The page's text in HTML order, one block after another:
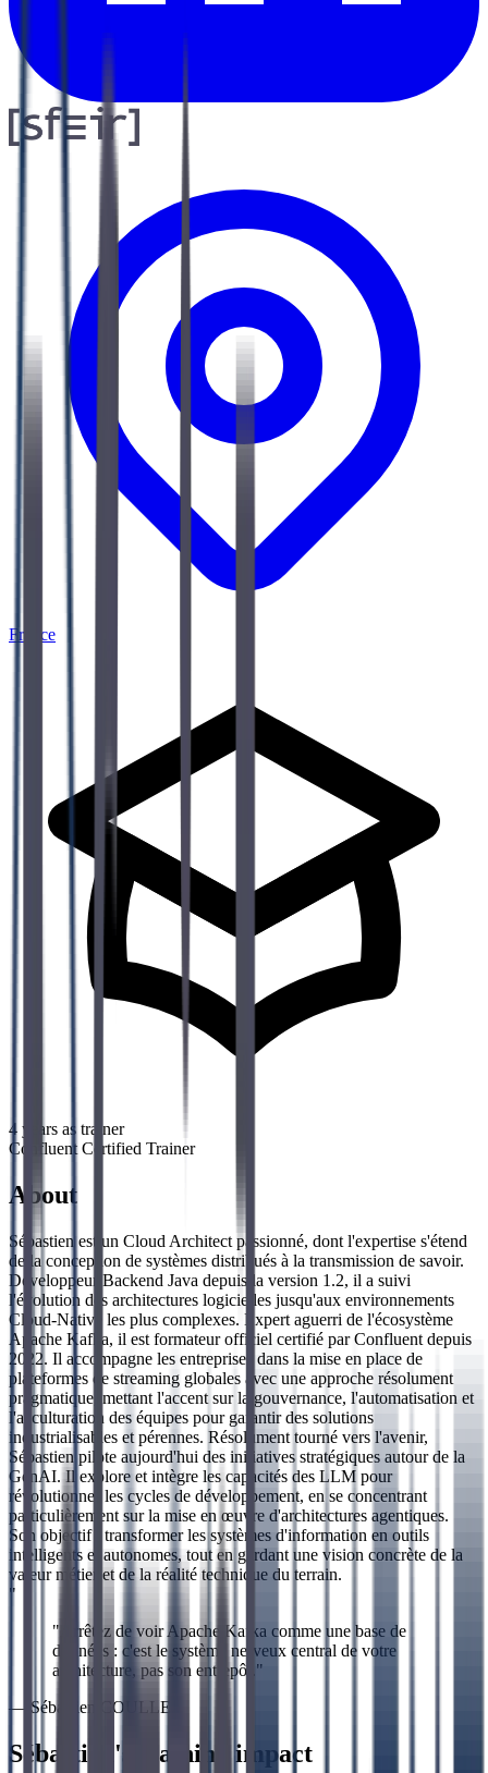
France
4 years as trainer
Confluent Certified Trainer
About
Sébastien est un Cloud Architect passionné, dont l'expertise s'étend
de la conception de systèmes distribués à la transmission de savoir.
Développeur Backend Java depuis la version 1.2, il a suivi
l'évolution des architectures logicielles jusqu'aux environnements
Cloud-Native les plus complexes. Expert aguerri de l'écosystème
Apache Kafka, il est formateur officiel certifié par Confluent depuis
2022. Il accompagne les entreprises dans la mise en place de
plateformes de streaming globales avec une approche résolument
pragmatique, mettant l'accent sur la gouvernance, l'automatisation et
l'acculturation des équipes pour garantir des solutions
industrialisables et pérennes. Résolument tourné vers l'avenir,
Sébastien pilote aujourd'hui des initiatives stratégiques autour de la
GenAI. Il explore et intègre les capacités des LLM pour
révolutionner les cycles de développement, en se concentrant
particulièrement sur la mise en œuvre d'architectures agentiques.
Son objectif : transformer les systèmes d'information en outils
intelligents et autonomes, tout en gardant une vision concrète de la
valeur métier et de la réalité technique du terrain.
"
" Arrêtez de voir Apache Kafka comme une base de
données : c'est le système nerveux central de votre
architecture, pas son entrepôt. "
— Sébastien COULLE
Sébastien's training impact